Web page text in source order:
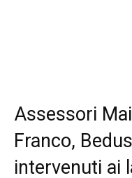
Assessori
Franco,
intervenuti ai